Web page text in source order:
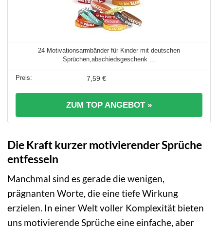
24 Motivationsarmbänder für Kinder mit deutschen
Sprüchen,abschiedsgeschenk ...
7,59 €
ZUM TOP ANGEBOT »
Die Kraft kurzer motivierender Sprüche
entfesseln
Manchmal sind es gerade die wenigen,
prägnanten Worte, die eine tiefe Wirkung
erzielen. In einer Welt voller Komplexität bieten
uns motivierende Sprüche eine einfache, aber